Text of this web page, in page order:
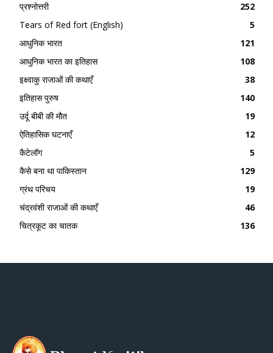
प्रश्नोत्तरी
252
Tears of Red fort (English)
5
आधुनिक भारत
121
आधुनिक भारत का इतिहास
108
इक्ष्वाकु राजाओं की कथाएँ
38
इतिहास पुरुष
140
उर्दू बीबी की मौत
19
ऐतिहासिक घटनाएँ
12
कैटेलॉग
5
कैसे बना था पाकिस्तान
129
ग्रंथ परिचय
19
चंद्रवंशी राजाओं की कथाएँ
46
चित्रकूट का चातक
136